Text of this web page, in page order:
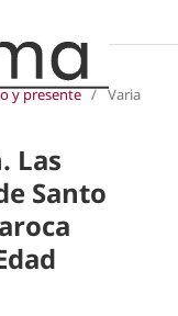
y presente / Varia
Las
Santo